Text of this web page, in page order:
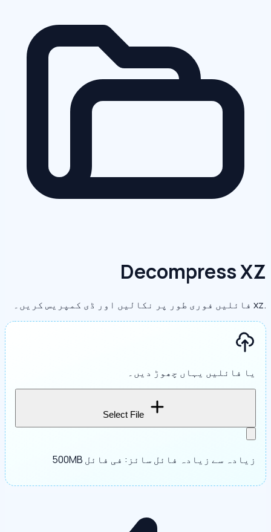
Decompress XZ
.xz فائلیں فوری طور پر نکالیں اور ڈی کمپریس کریں۔
یا فائلیں یہاں چھوڑ دیں۔
زیادہ سے زیادہ فائل سائز: فی فائل 500MB